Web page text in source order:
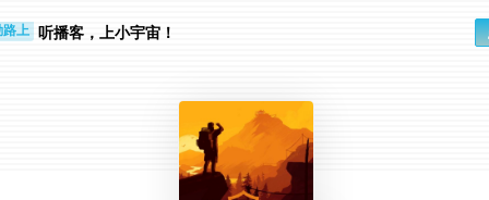
上 听播客，上小宇宙！